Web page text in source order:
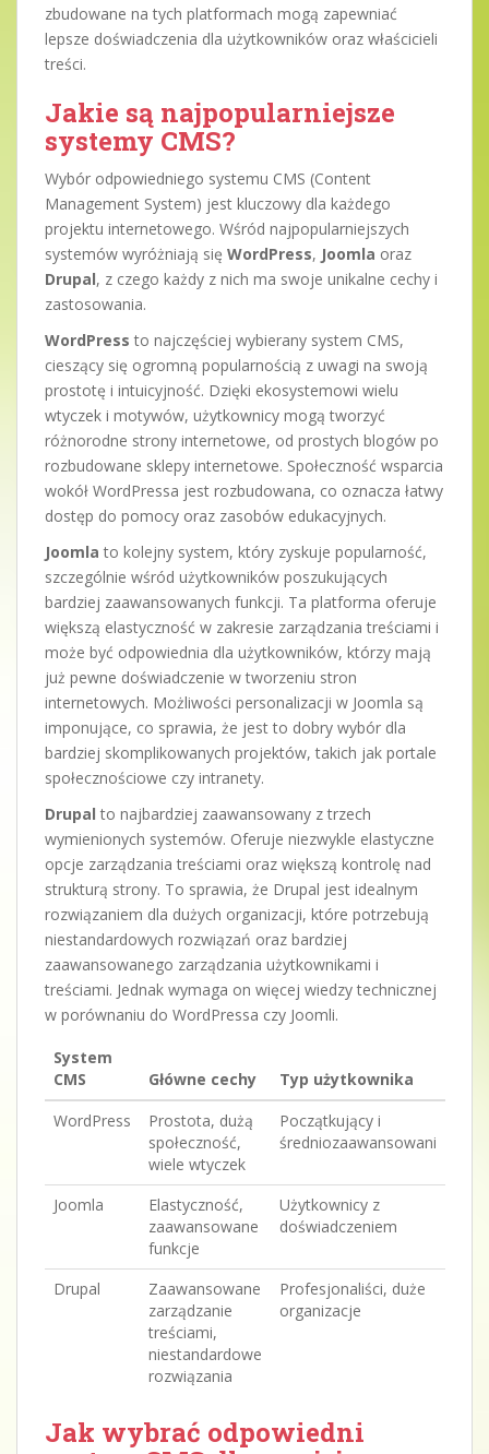
zbudowane na tych platformach mogą zapewniać
lepsze doświadczenia dla użytkowników oraz właścicieli
treści.
Jakie są najpopularniejsze
systemy CMS?
Wybór odpowiedniego systemu CMS (Content
Management System) jest kluczowy dla każdego
projektu internetowego. Wśród najpopularniejszych
systemów wyróżniają się WordPress, Joomla oraz
Drupal, z czego każdy z nich ma swoje unikalne cechy i
zastosowania.
WordPress to najczęściej wybierany system CMS,
cieszący się ogromną popularnością z uwagi na swoją
prostotę i intuicyjność. Dzięki ekosystemowi wielu
wtyczek i motywów, użytkownicy mogą tworzyć
różnorodne strony internetowe, od prostych blogów po
rozbudowane sklepy internetowe. Społeczność wsparcia
wokół WordPressa jest rozbudowana, co oznacza łatwy
dostęp do pomocy oraz zasobów edukacyjnych.
Joomla to kolejny system, który zyskuje popularność,
szczególnie wśród użytkowników poszukujących
bardziej zaawansowanych funkcji. Ta platforma oferuje
większą elastyczność w zakresie zarządzania treściami i
może być odpowiednia dla użytkowników, którzy mają
już pewne doświadczenie w tworzeniu stron
internetowych. Możliwości personalizacji w Joomla są
imponujące, co sprawia, że jest to dobry wybór dla
bardziej skomplikowanych projektów, takich jak portale
społecznościowe czy intranety.
Drupal to najbardziej zaawansowany z trzech
wymienionych systemów. Oferuje niezwykle elastyczne
opcje zarządzania treściami oraz większą kontrolę nad
strukturą strony. To sprawia, że Drupal jest idealnym
rozwiązaniem dla dużych organizacji, które potrzebują
niestandardowych rozwiązań oraz bardziej
zaawansowanego zarządzania użytkownikami i
treściami. Jednak wymaga on więcej wiedzy technicznej
w porównaniu do WordPressa czy Joomli.
System
CMS
Główne cechy
Typ użytkownika
WordPress
Prostota, dużą
społeczność,
wiele wtyczek
Początkujący i
średniozaawansowani
Joomla
Elastyczność,
zaawansowane
funkcje
Użytkownicy z
doświadczeniem
Drupal
Zaawansowane
zarządzanie
treściami,
niestandardowe
rozwiązania
Profesjonaliści, duże
organizacje
Jak wybrać odpowiedni